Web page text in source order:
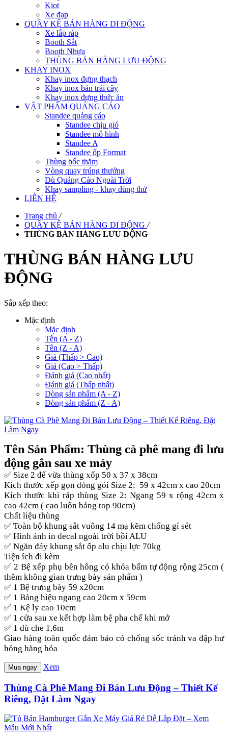
Kiot
Xe đạp
QUẦY KỆ BÁN HÀNG DI ĐỘNG
Xe lắp ráp
Booth Sắt
Booth Nhựa
THÙNG BÁN HÀNG LƯU ĐỘNG
KHAY INOX
Khay inox đựng thạch
Khay inox bán trái cây
Khay inox đựng thức ăn
VẬT PHẨM QUẢNG CÁO
Standee quảng cáo
Standee chịu gió
Standee mô hình
Standee A
Standee ốp Format
Thùng bốc thăm
Vòng quay trúng thưởng
Dù Quảng Cáo Ngoài Trời
Khay sampling - khay dùng thử
LIÊN HỆ
Trang chủ /
QUẦY KỆ BÁN HÀNG DI ĐỘNG /
THÙNG BÁN HÀNG LƯU ĐỘNG
THÙNG BÁN HÀNG LƯU
ĐỘNG
Sắp xếp theo:
Mặc định
Mặc định
Tên (A - Z)
Tên (Z - A)
Giá (Thấp > Cao)
Giá (Cao > Thấp)
Đánh giá (Cao nhất)
Đánh giá (Thấp nhất)
Dòng sản phẩm (A - Z)
Dòng sản phẩm (Z - A)
Tên Sản Phẩm: Thùng cà phê mang đi lưu
động gắn sau xe máy
✅ Size 2 để vừa thùng xốp 50 x 37 x 38cm
Kích thước xếp gọn đóng gói Size 2: 59 x 42cm x cao 20cm
Kích thước khi ráp thùng Size 2: Ngang 59 x rộng 42cm x
cao 42cm ( cao luôn bảng top 90cm)
Chất liệu thùng
✅ Toàn bộ khung sắt vuông 14 mạ kẽm chống gỉ sét
✅ Hình ảnh in decal ngoài trời bồi ALU
✅ Ngăn đáy khung sắt ốp alu chịu lực 70kg
Tiện ích đi kèm
✅ 2 Bệ xếp phụ bên hông có khóa bấm tự động rộng 25cm (
thêm không gian trưng bày sản phẩm )
✅ 1 Bệ trưng bày 59 x20cm
✅ 1 Bảng hiệu ngang cao 20cm x 59cm
✅ 1 Kệ ly cao 10cm
✅ 1 cửa sau xe kết hợp làm bệ pha chế khi mở
✅ 1 dù che 1,6m
Giao hàng toàn quốc đảm bảo có chống sốc tránh va đập hư
hỏng hàng hóa
Mua ngay Xem
Thùng Cà Phê Mang Đi Bán Lưu Động – Thiết Kế
Riêng, Đặt Làm Ngay